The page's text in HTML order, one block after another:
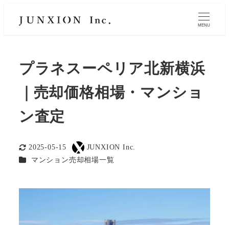
MENU
プラネスーペリア北新横浜
｜売却価格相場・マンショ
ン査定
更新日
2025-05-15
著
者
JUNXION Inc.
カテゴリー
マンション売却相場一覧